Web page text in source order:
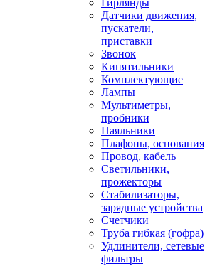
Гирлянды
Датчики движения,
пускатели,
приставки
Звонок
Кипятильники
Комплектующие
Лампы
Мультиметры,
пробники
Паяльники
Плафоны, основания
Провод, кабель
Светильники,
прожекторы
Стабилизаторы,
зарядные устройства
Счетчики
Труба гибкая (гофра)
Удлинители, сетевые
фильтры